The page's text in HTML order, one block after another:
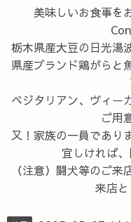
美味しいお食事を
栃木県産大豆の日光湯
県産ブランド鶏がらと
ベジタリアン、ヴィー
ご用
又！家族の一員であり
宜しければ
（注意）闘犬等のご
来店と